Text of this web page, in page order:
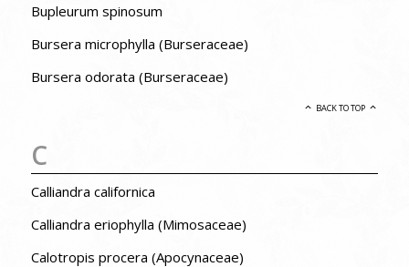
Bupleurum spinosum
Bursera microphylla (Burseraceae)
Bursera odorata (Burseraceae)
BACK TO TOP
C
Calliandra californica
Calliandra eriophylla (Mimosaceae)
Calotropis procera (Apocynaceae)